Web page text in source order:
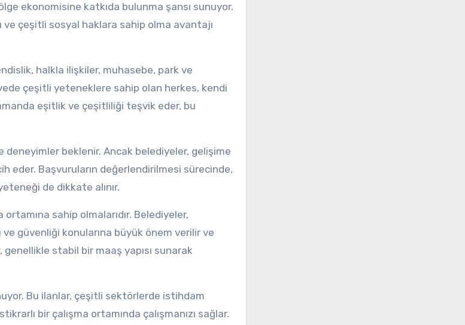
ekonomisine katkıda bulunma şansı sunuyor.
ve çeşitli sosyal haklara sahip olma avantajı
halkla ilişkiler, muhasebe, park ve
çeşitli yeteneklere sahip olan herkes, kendi
eşitlik ve çeşitliliği teşvik eder, bu
beklenir. Ancak belediyeler, gelişime
eder. Başvuruların değerlendirilmesi sürecinde,
de dikkate alınır.
sahip olmalarıdır. Belediyeler,
ve güvenliği konularına büyük önem verilir ve
stabil bir maaş yapısı sunarak
Bu ilanlar, çeşitli sektörlerde istihdam
bir çalışma ortamında çalışmanızı sağlar.